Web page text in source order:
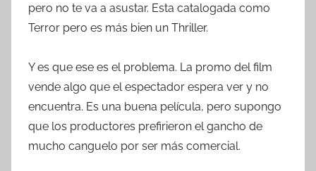
pero no te va a asustar. Esta catalogada como
Terror pero es más bien un Thriller.
Y es que ese es el problema. La promo del film
vende algo que el espectador espera ver y no
encuentra. Es una buena película, pero supongo
que los productores prefirieron el gancho de
mucho canguelo por ser más comercial.